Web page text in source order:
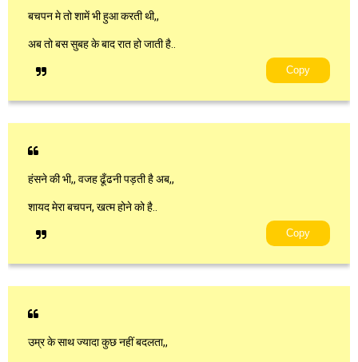
बचपन मे तो शामें भी हुआ करती थी,,
अब तो बस सुबह के बाद रात हो जाती है..
Copy
हंसने की भी,, वजह ढूँढनी पड़ती है अब,,
शायद मेरा बचपन, खत्म होने को है..
Copy
उम्र के साथ ज्यादा कुछ नहीं बदलता,,